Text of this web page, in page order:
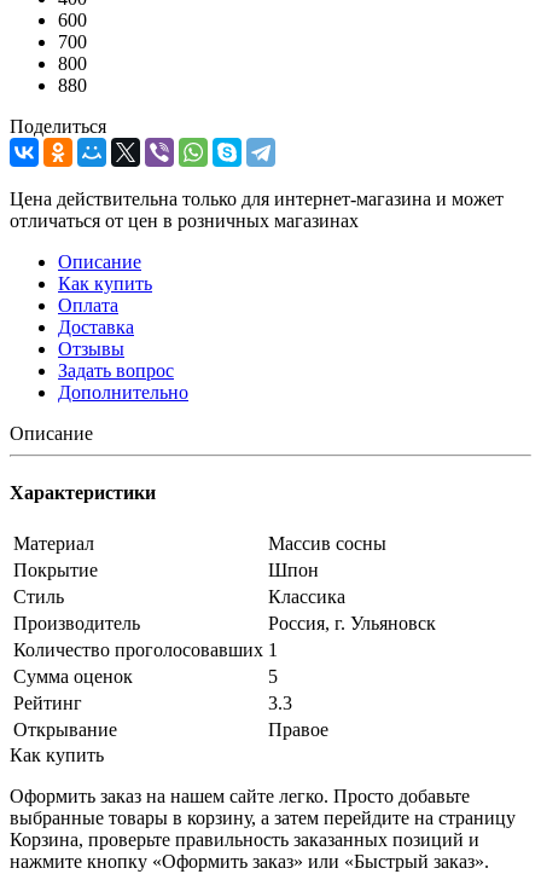
600
700
800
880
Поделиться
Цена действительна только для интернет-магазина и может
отличаться от цен в розничных магазинах
Описание
Как купить
Оплата
Доставка
Отзывы
Задать вопрос
Дополнительно
Описание
Характеристики
Материал
Массив сосны
Покрытие
Шпон
Стиль
Классика
Производитель
Россия, г. Ульяновск
Количество проголосовавших 1
Сумма оценок
5
Рейтинг
3.3
Открывание
Правое
Как купить
Оформить заказ на нашем сайте легко. Просто добавьте
выбранные товары в корзину, а затем перейдите на страницу
Корзина, проверьте правильность заказанных позиций и
нажмите кнопку «Оформить заказ» или «Быстрый заказ».